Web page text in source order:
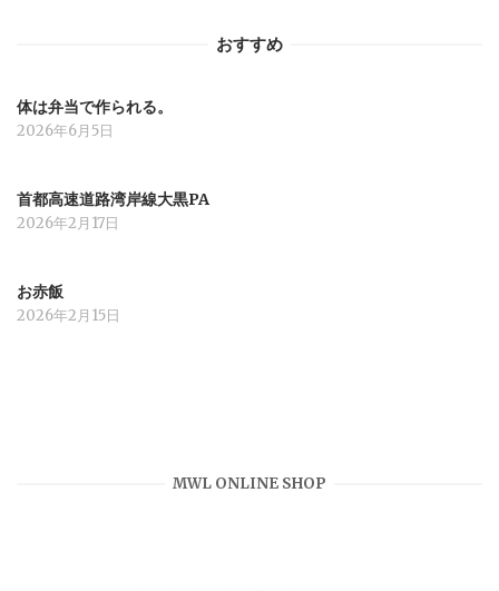
おすすめ
体は弁当で作られる。
2026年6月5日
首都高速道路湾岸線大黒PA
2026年2月17日
お赤飯
2026年2月15日
MWL ONLINE SHOP